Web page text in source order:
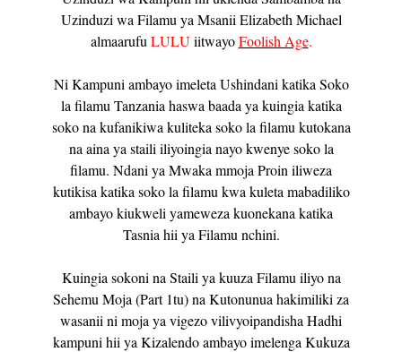
Uzinduzi wa Filamu ya Msanii Elizabeth Michael
almaarufu LULUiitwayo Foolish Age.
Ni Kampuni ambayo imeleta Ushindani katika Soko
la filamu Tanzania haswa baada ya kuingia katika
soko na kufanikiwa kuliteka soko la filamu kutokana
na aina ya staili iliyoingia nayo kwenye soko la
filamu. Ndani ya Mwaka mmoja Proin iliweza
kutikisa katika soko la filamu kwa kuleta mabadiliko
ambayo kiukweli yameweza kuonekana katika
Tasnia hii ya Filamu nchini.
Kuingia sokoni na Staili ya kuuza Filamu iliyo na
Sehemu Moja (Part 1tu) na Kutonunua hakimiliki za
wasanii ni moja ya vigezo vilivyoipandisha Hadhi
kampuni hii ya Kizalendo ambayo imelenga Kukuza